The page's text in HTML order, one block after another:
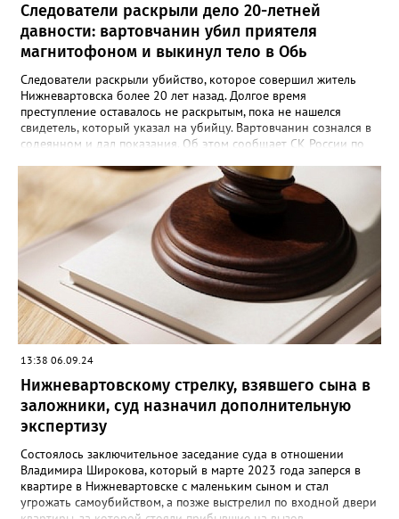
Следователи раскрыли дело 20-летней
давности: вартовчанин убил приятеля
магнитофоном и выкинул тело в Обь
Следователи раскрыли убийство, которое совершил житель
Нижневартовска более 20 лет назад. Долгое время
преступление оставалось не раскрытым, пока не нашелся
свидетель, который указал на убийцу. Вартовчанин сознался в
содеянном и дал показания. Об этом сообщает СК России по
декабря 2001 года 22 летний вартовчанин находился в
квартире по улице Менделеева вместе со своим 29-летним
знакомым. Произошла ссора и мужчина нанес приятелю
множественные удары руками и кассетным магнитофоном в
голову. От полученных травм он скончался. Вартовчанин
испугался и выбросил тело в Обь. Уголовное дело с
обвинительным заключением направлено в суд для
рассмотрения. Вартовчанину грозит до пятнадцати лет
лишения свободы.
13:38 06.09.24
Нижневартовскому стрелку, взявшего сына в
заложники, суд назначил дополнительную
экспертизу
Состоялось заключительное заседание суда в отношении
Владимира Широкова, который в марте 2023 года заперся в
квартире в Нижневартовске с маленьким сыном и стал
угрожать самоубийством, а позже выстрелил по входной двери